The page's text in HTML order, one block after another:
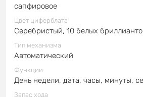
сапфировое
Цвет циферблата
Серебристый, 10 белых
Тип механизма
Автоматический
Функции
День недели, дата, часы, минуты,
Запас хода